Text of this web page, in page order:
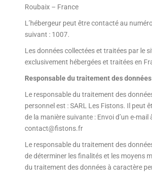
Roubaix – France
L’hébergeur peut être contacté au
suivant : 1007.
Les données collectées et traitées par le
exclusivement hébergées et traitées en
Responsable du traitement des données
Le responsable du traitement des
personnel est : SARL Les Fistons. Il peut
de la manière suivante : Envoi d’un e-mail
contact@fistons.fr
Le responsable du traitement des
de déterminer les finalités et les moyens
du traitement des données à caractère